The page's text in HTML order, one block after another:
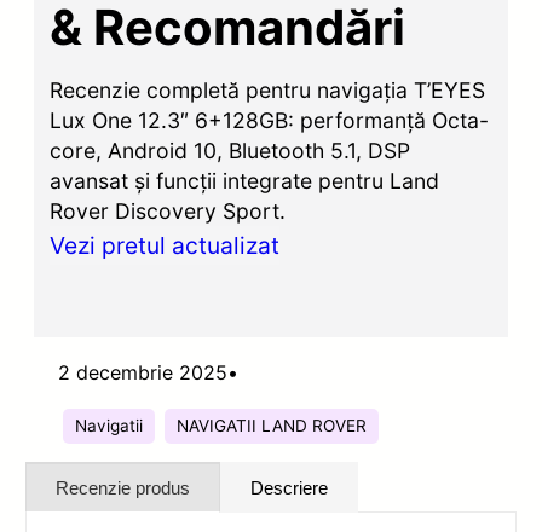
& Recomandări
Recenzie completă pentru navigația T’EYES
Lux One 12.3″ 6+128GB: performanță Octa-
core, Android 10, Bluetooth 5.1, DSP
avansat și funcții integrate pentru Land
Rover Discovery Sport.
Vezi pretul actualizat
2 decembrie 2025•
Navigatii NAVIGATII LAND ROVER
Recenzie produs Descriere